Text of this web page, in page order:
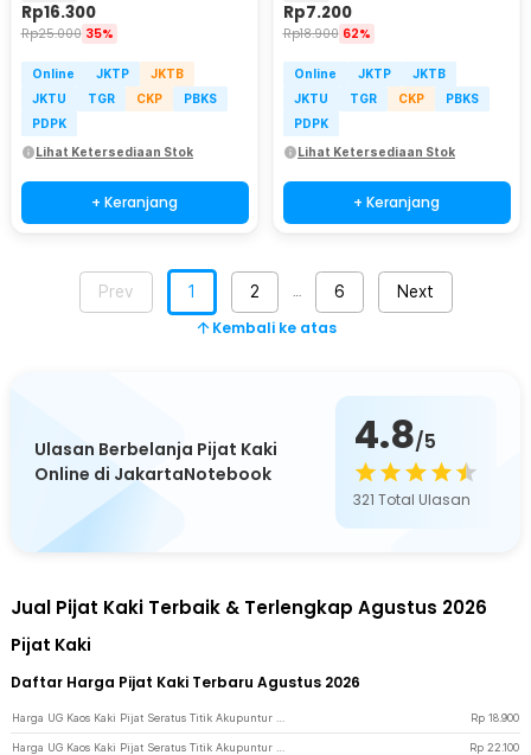
Rp16.300
Rp25.000 35%
Online JKTP
JKTB
JKTU
TGR CKP
PBKS
PDPK
Lihat Ketersediaan Stok
+ Keranjang
Rp7.200
Rp18.900 62%
Online JKTP
JKTB
JKTU
TGR CKP
PBKS
PDPK
Lihat Ketersediaan Stok
+ Keranjang
Prev 1 2 6 Next
Kembali ke atas
Ulasan Berbelanja Pijat Kaki
Online di JakartaNotebook
4.8/5
321 Total Ulasan
Jual Pijat Kaki Terbaik & Terlengkap Agustus 2026
Pijat Kaki
Daftar Harga Pijat Kaki Terbaru Agustus 2026
Rp 18.900
Rp 22.100